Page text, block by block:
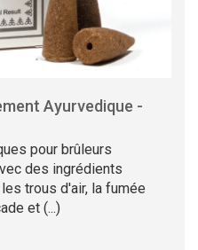
Ayurvedique -
pour brûleurs
des ingrédients
trous d'air, la fumée
et (...)